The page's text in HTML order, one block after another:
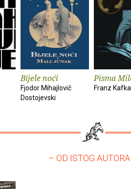
Bijele noći
Fjodor Mihajlovič
Dostojevski
Pisma
Franz Kafka
– OD ISTOG